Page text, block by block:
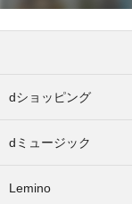
dショッピング
dミュージック
Lemino